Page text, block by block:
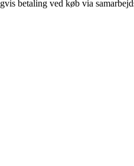
betaling ved køb via